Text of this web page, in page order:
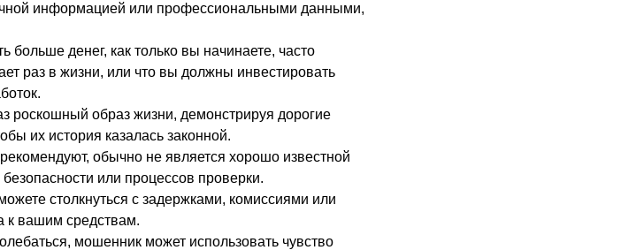
информацией или профессиональными данными,
денег, как только вы начинаете, часто
раз в жизни, или что вы должны инвестировать
роскошный образ жизни, демонстрируя дорогие
их история казалась законной.
обычно не является хорошо известной
или процессов проверки.
столкнуться с задержками, комиссиями или
к вашим средствам.
мошенник может использовать чувство